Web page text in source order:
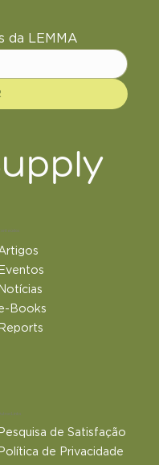
da LEMMA
Eventos
Notícias
Books
Reports
Links
Pesquisa de Satisfação
Política de Privacidade